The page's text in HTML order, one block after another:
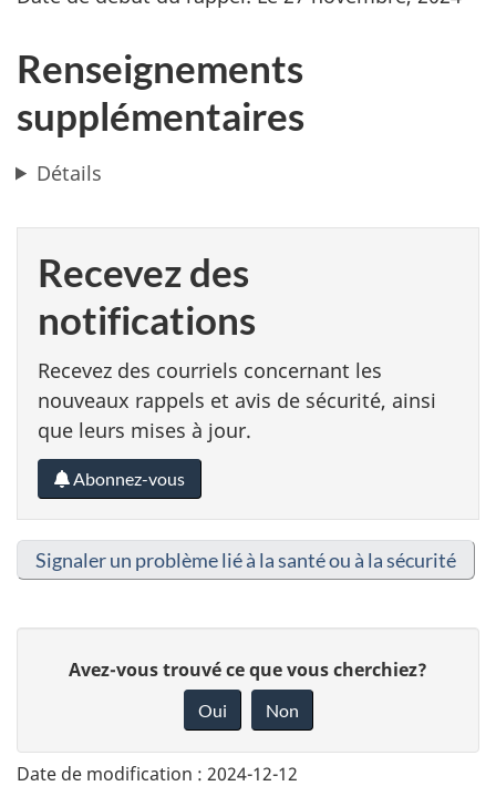
Renseignements
supplémentaires
Détails
Recevez des
notifications
Recevez des courriels concernant les
nouveaux rappels et avis de sécurité, ainsi
que leurs mises à jour.
Abonnez-vous
Signaler un problème lié à la santé ou à la sécurité
n
Avez-vous trouvé ce que vous cherchiez?
Oui Non
Date de modification : 2024-12-12